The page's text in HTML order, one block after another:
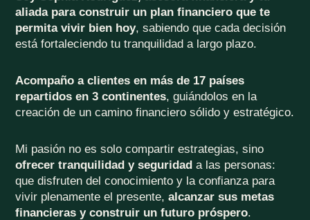
aliada para construir un plan financiero que te
permita vivir bien hoy, sabiendo que cada decisión
está fortaleciendo tu tranquilidad a largo plazo.
Acompaño a clientes en más de 17 países
repartidos en 3 continentes, guiándolos en la
creación de un camino financiero sólido y estratégico.
Mi pasión no es solo compartir estrategias, sino
ofrecer tranquilidad y seguridada las personas:
que disfruten del conocimiento y la confianza para
vivir plenamente el presente, alcanzar sus metas
financieras y construir un futuro próspero.